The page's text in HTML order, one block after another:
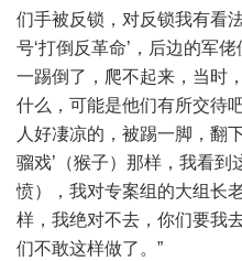
们手被反锁，对反锁我有看
号‘打倒反革命’，后边的军
一踢倒了，爬不起来，当时
什么，可能是他们有所交待
人好凄凉的，被踢一脚，翻
骝戏’（猴子）那样，我看
愤），我对专案组的大组长
样，我绝对不去，你们要我
们不敢这样做了。”